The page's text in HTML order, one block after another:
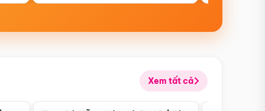
Xem tất cả
Điểm nổi bật